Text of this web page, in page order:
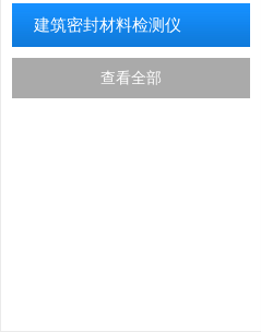
建筑密封材料检测仪
查看全部